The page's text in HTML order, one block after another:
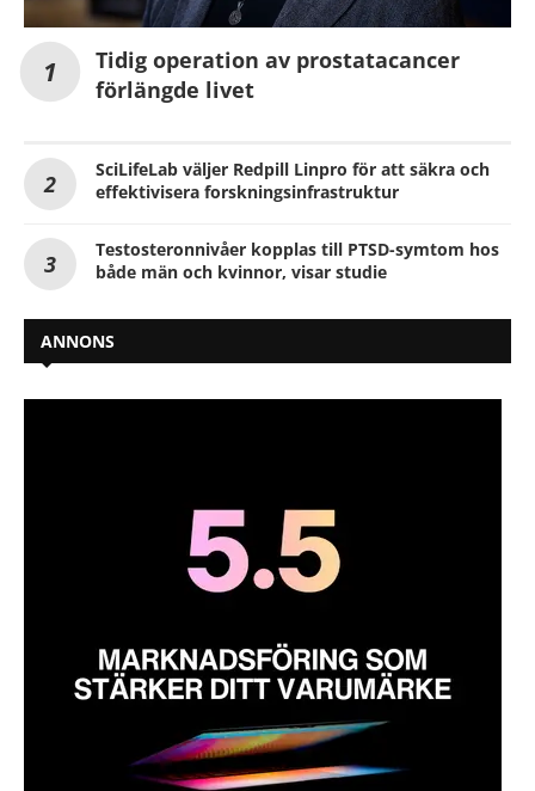
Tidig operation av prostatacancer
förlängde livet
SciLifeLab väljer Redpill Linpro för att säkra och
effektivisera forskningsinfrastruktur
Testosteronnivåer kopplas till PTSD-symtom hos
både män och kvinnor, visar studie
ANNONS